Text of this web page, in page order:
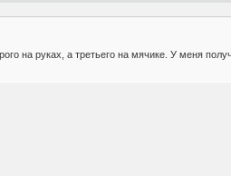
на руках, а третьего на мячике. У меня